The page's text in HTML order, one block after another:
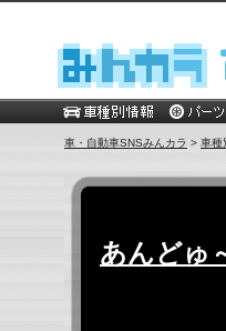
車・自動車SNSみんカラ > 車種
あんどゅ